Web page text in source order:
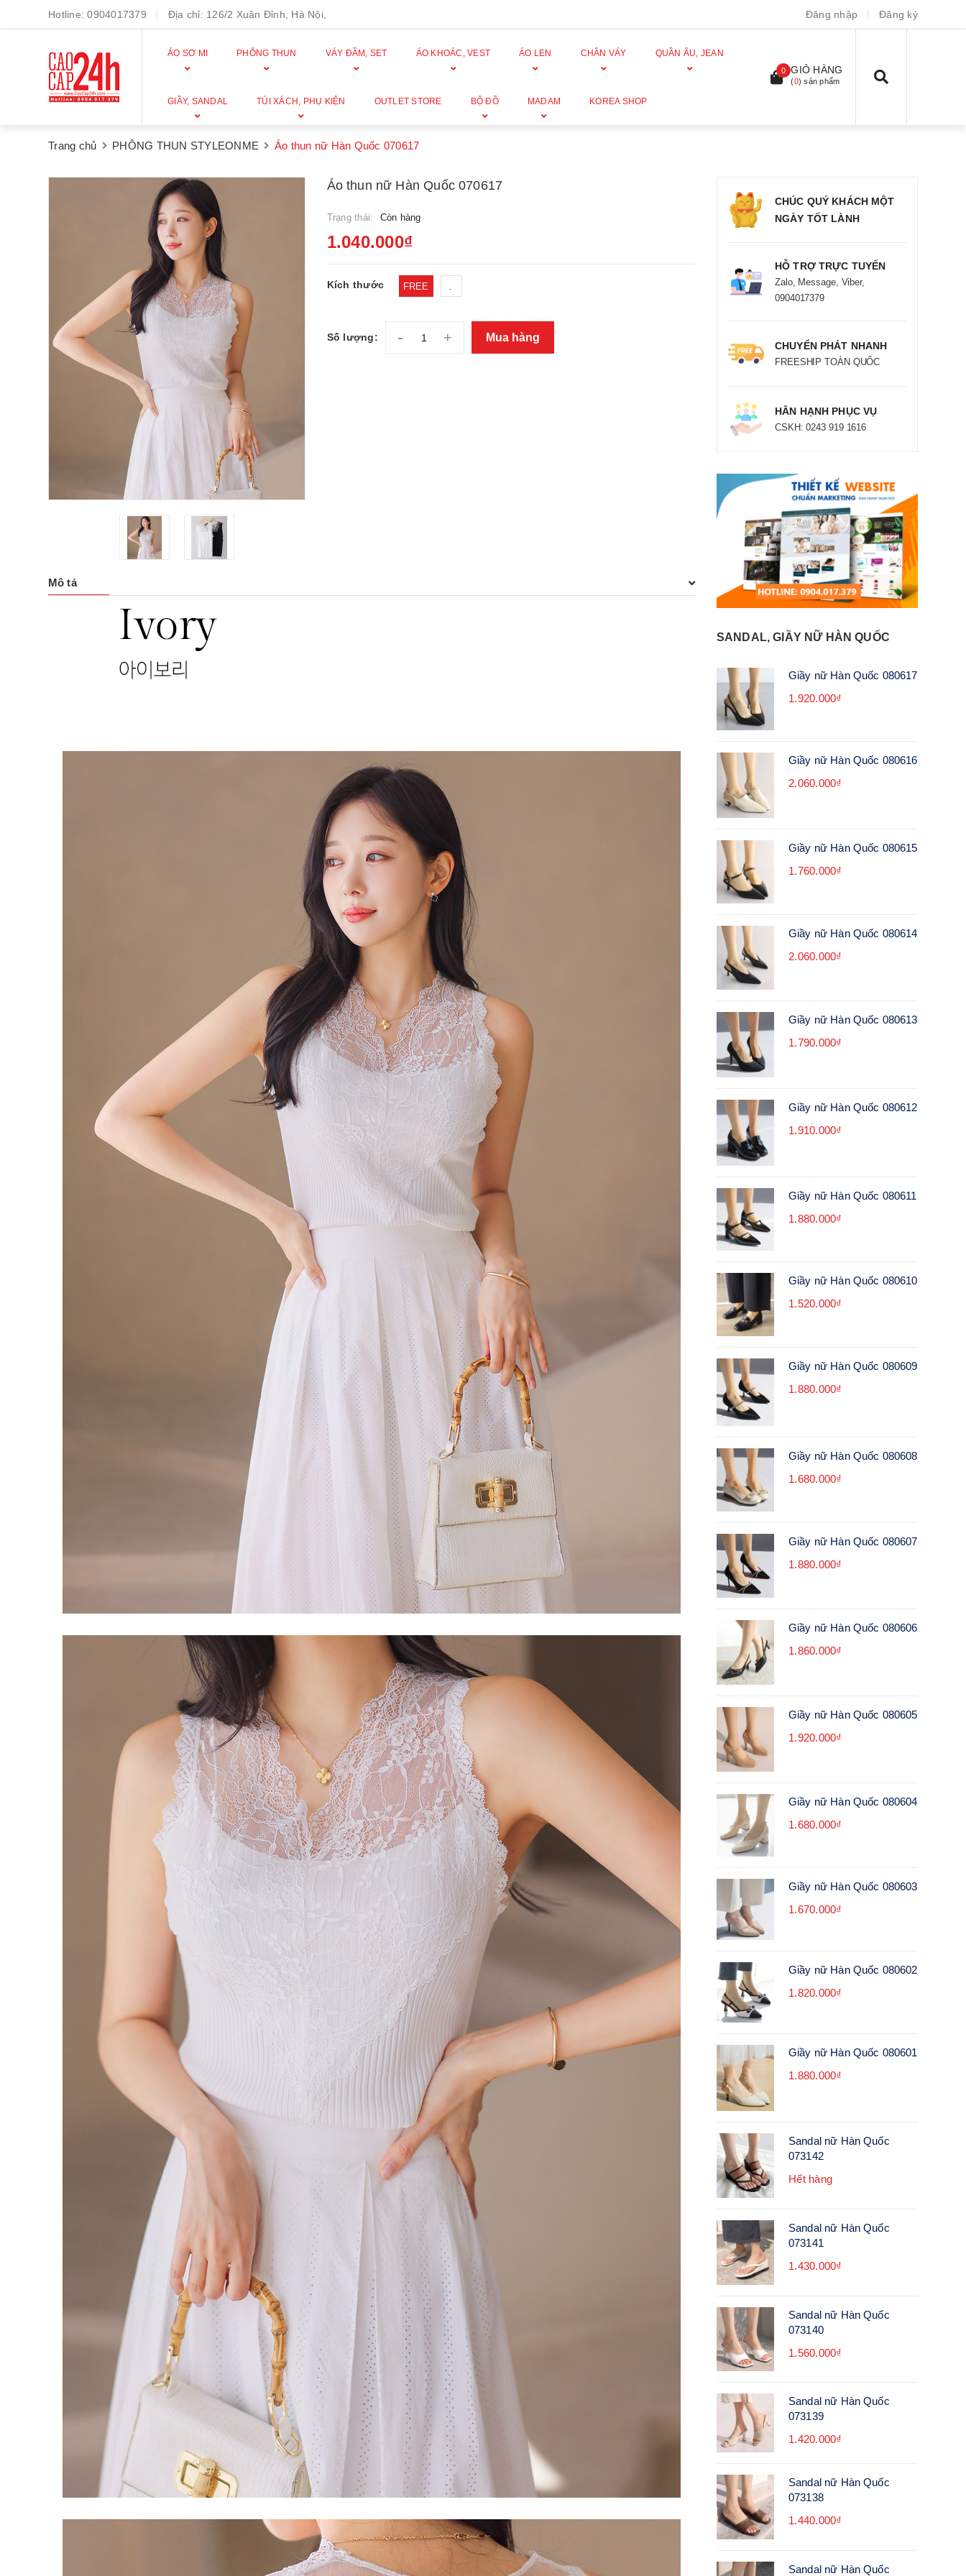
Hotline:0904017379 Địa chỉ: 126/2 Xuân Đỉnh, Hà Nội, Đăng nhập Đăng ký
ÁO SƠ MI PHÔNG THUN VÁY ĐẦM, SET ÁO KHOÁC, VEST ÁO LEN CHÂN VÁY QUẦN ÂU, JEAN
GIẦY, SANDAL TÚI XÁCH, PHỤ KIỆN OUTLET STORE BỘ ĐỒ MADAM KOREA SHOP
0 GIỎ HÀNG
(0) sản phẩm
Trang chủ PHÔNG THUN STYLEONME Áo thun nữ Hàn Quốc 070617
Áo thun nữ Hàn Quốc 070617
Trạng thái: Còn hàng
1.040.000₫
Kích thước FREE .
Số lượng: - + Mua hàng
Mô tả
CHÚC QUÝ KHÁCH MỘT
NGÀY TỐT LÀNH
HỖ TRỢ TRỰC TUYẾN
Zalo, Message, Viber,
0904017379
CHUYỂN PHÁT NHANH
FREESHIP TOÀN QUỐC
HÂN HẠNH PHỤC VỤ
CSKH: 0243 919 1616
SANDAL, GIẦY NỮ HÀN QUỐC
Giầy nữ Hàn Quốc 080617
1.920.000₫
Giầy nữ Hàn Quốc 080616
2.060.000₫
Giầy nữ Hàn Quốc 080615
1.760.000₫
Giầy nữ Hàn Quốc 080614
2.060.000₫
Giầy nữ Hàn Quốc 080613
1.790.000₫
Giầy nữ Hàn Quốc 080612
1.910.000₫
Giầy nữ Hàn Quốc 080611
1.880.000₫
Giầy nữ Hàn Quốc 080610
1.520.000₫
Giầy nữ Hàn Quốc 080609
1.880.000₫
Giầy nữ Hàn Quốc 080608
1.680.000₫
Giầy nữ Hàn Quốc 080607
1.880.000₫
Giầy nữ Hàn Quốc 080606
1.860.000₫
Giầy nữ Hàn Quốc 080605
1.920.000₫
Giầy nữ Hàn Quốc 080604
1.680.000₫
Giầy nữ Hàn Quốc 080603
1.670.000₫
Giầy nữ Hàn Quốc 080602
1.820.000₫
Giầy nữ Hàn Quốc 080601
1.880.000₫
Sandal nữ Hàn Quốc
073142
Hết hàng
Sandal nữ Hàn Quốc
073141
1.430.000₫
Sandal nữ Hàn Quốc
073140
1.560.000₫
Sandal nữ Hàn Quốc
073139
1.420.000₫
Sandal nữ Hàn Quốc
073138
1.440.000₫
Sandal nữ Hàn Quốc